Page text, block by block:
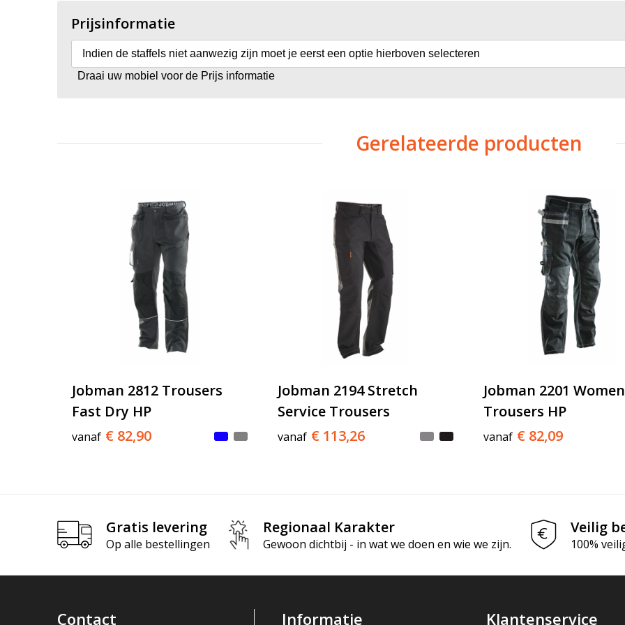
Prijsinformatie
Indien de staffels niet aanwezig zijn moet je eerst een optie hierboven selecteren
Draai uw mobiel voor de Prijs informatie
Gerelateerde producten
Jobman 2812 Trousers
Fast Dry HP
vanaf € 82,90
Jobman 2194 Stretch
Service Trousers
vanaf € 113,26
Jobman 2201
Trousers HP
vanaf € 82,09
Gratis levering
Op alle bestellingen
Regionaal Karakter
Gewoon dichtbij - in wat we doen en wie we zijn.
Veilig
100%
Contact Informatie Klantenservice